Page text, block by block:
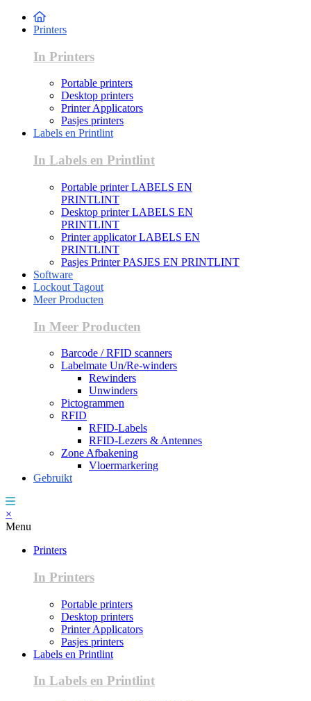
Printers
In Printers
Portable printers
Desktop printers
Printer Applicators
Pasjes printers
Labels en Printlint
In Labels en Printlint
Portable printer LABELS EN
PRINTLINT
Desktop printer LABELS EN
PRINTLINT
Printer applicator LABELS EN
PRINTLINT
Pasjes Printer PASJES EN PRINTLINT
Software
Lockout Tagout
Meer Producten
In Meer Producten
Barcode / RFID scanners
Labelmate Un/Re-winders
Rewinders
Unwinders
Pictogrammen
RFID
RFID-Labels
RFID-Lezers & Antennes
Zone Afbakening
Vloermarkering
Gebruikt
×
Menu
Printers
In Printers
Portable printers
Desktop printers
Printer Applicators
Pasjes printers
Labels en Printlint
In Labels en Printlint